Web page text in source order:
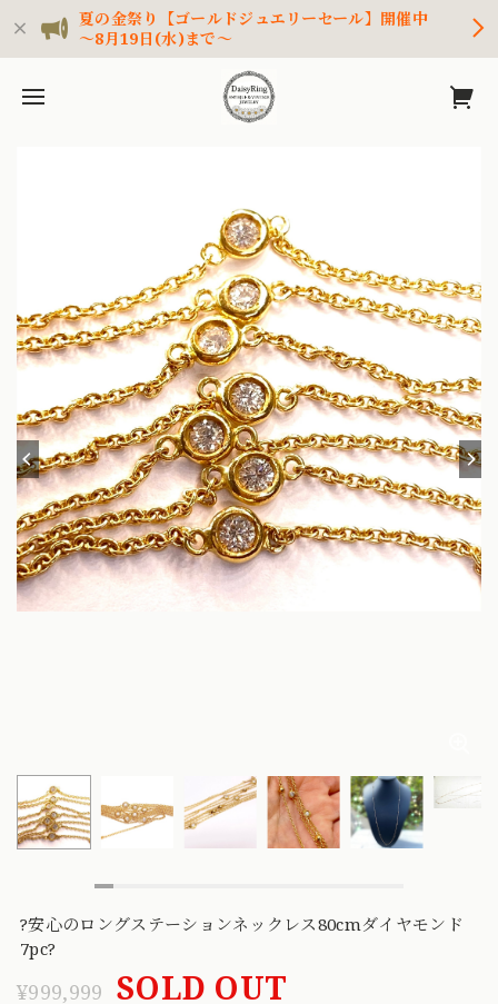
夏の金祭り【ゴールドジュエリーセール】開催中
～8月19日(水)まで～
?安心のロングステーションネックレス80cmダイヤモンド
7pc?
¥999,999 SOLD OUT